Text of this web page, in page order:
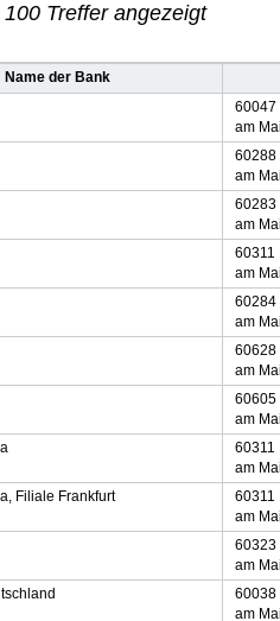
Treffer angezeigt
Name der Bank
60047
am
60288
am
60283
am
60311
am
60284
am
60628
am
60605
am
60311
am
Filiale Frankfurt
60311
am
60323
am
60038
am